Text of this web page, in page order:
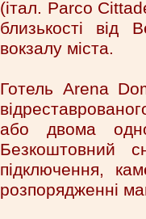
(італ. Parco
близькості від
вокзалу міста.
Готель Arena
або двома
Безкоштовний
підключення,
розпорядженні